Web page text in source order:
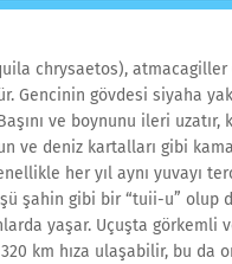
chrysaetos),
Gencinin gövdesi siyaha
ve boynunu ileri
ve deniz kartalları gibi
her yıl aynı yuvayı
şahin gibi bir “tuii-u” olup
yaşar. Uçuşta görkemli
km hıza ulaşabilir, bu da